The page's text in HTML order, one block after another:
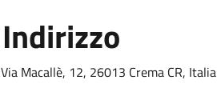
Indirizzo
Via Macallè, 12, 26013 Crema CR, Italia